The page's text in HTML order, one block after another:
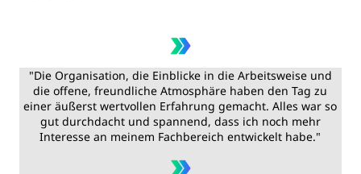
"Die Organisation, die Einblicke in die Arbeitsweise und
die offene, freundliche Atmosphäre haben den Tag zu
einer äußerst wertvollen Erfahrung gemacht. Alles war so
gut durchdacht und spannend, dass ich noch mehr
Interesse an meinem Fachbereich entwickelt habe."